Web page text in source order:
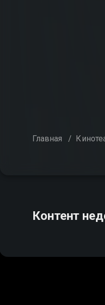
Главная /
Контент